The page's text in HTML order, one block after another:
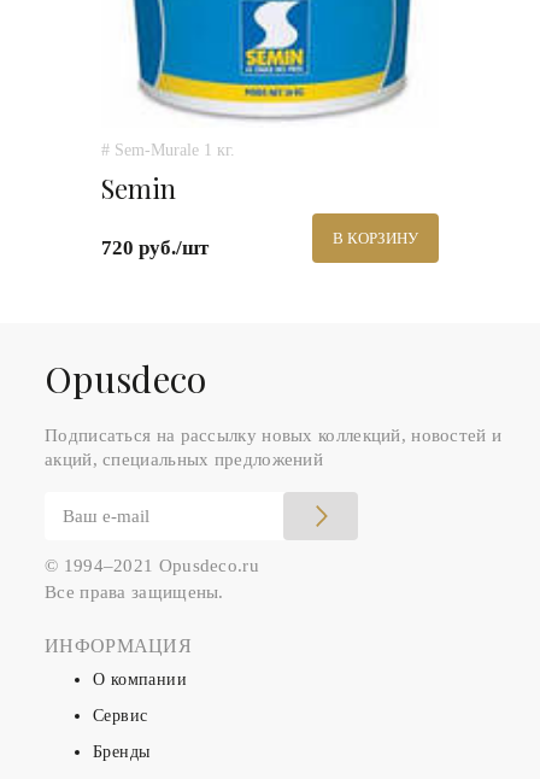
# Sem-Murale 1 кг.
Semin
720 руб./шт В КОРЗИНУ
Оpusdeco
Подписаться на рассылку новых коллекций, новостей и
акций, специальных предложений
© 1994–2021 Opusdeco.ru
Все права защищены.
ИНФОРМАЦИЯ
О компании
Сервис
Бренды